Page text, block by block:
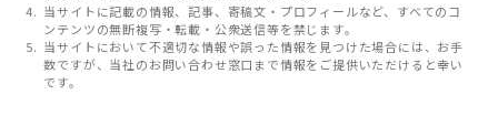
当サイトに記載の情報、記事、寄稿文・プロフィールなど、すべてのコ
ンテンツの無断複写・転載・公衆送信等を禁じます。
当サイトにおいて不適切な情報や誤った情報を見つけた場合には、お手
数ですが、当社のお問い合わせ窓口まで情報をご提供いただけると幸い
です。